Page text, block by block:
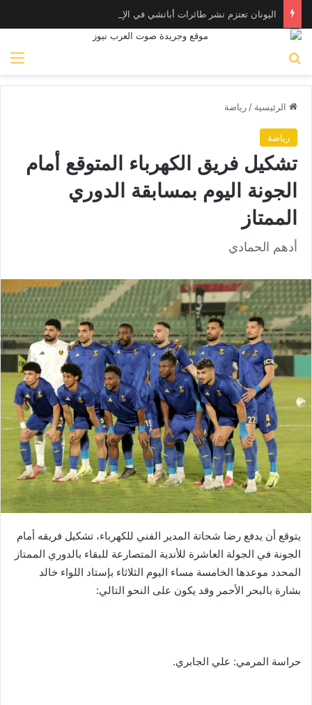
اليونان تعتزم نشر طائرات أباتشي في الإمارات لصيد المسـيّرات
الرئيسية / رياضة
رياضة
تشكيل فريق الكهرباء المتوقع أمام
الجونة اليوم بمسابقة الدوري
الممتاز
أدهم الحمادي
يتوقع أن يدفع رضا شحاتة المدير الفني للكهرباء، تشكيل فريقه أمام
الجونة في الجولة العاشرة للأندية المتصارعة للبقاء بالدوري الممتاز
المحدد موعدها الخامسة مساء اليوم الثلاثاء بإستاد اللواء خالد
بشارة بالبحر الأحمر وقد يكون على النحو التالي:
حراسة المرمي: علي الجابري.